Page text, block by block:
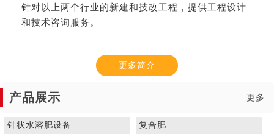
针对以上两个行业的新建和技改工程，提供工程设计
和技术咨询服务。
更多简介
产品展示 更多
针状水溶肥设备 复合肥